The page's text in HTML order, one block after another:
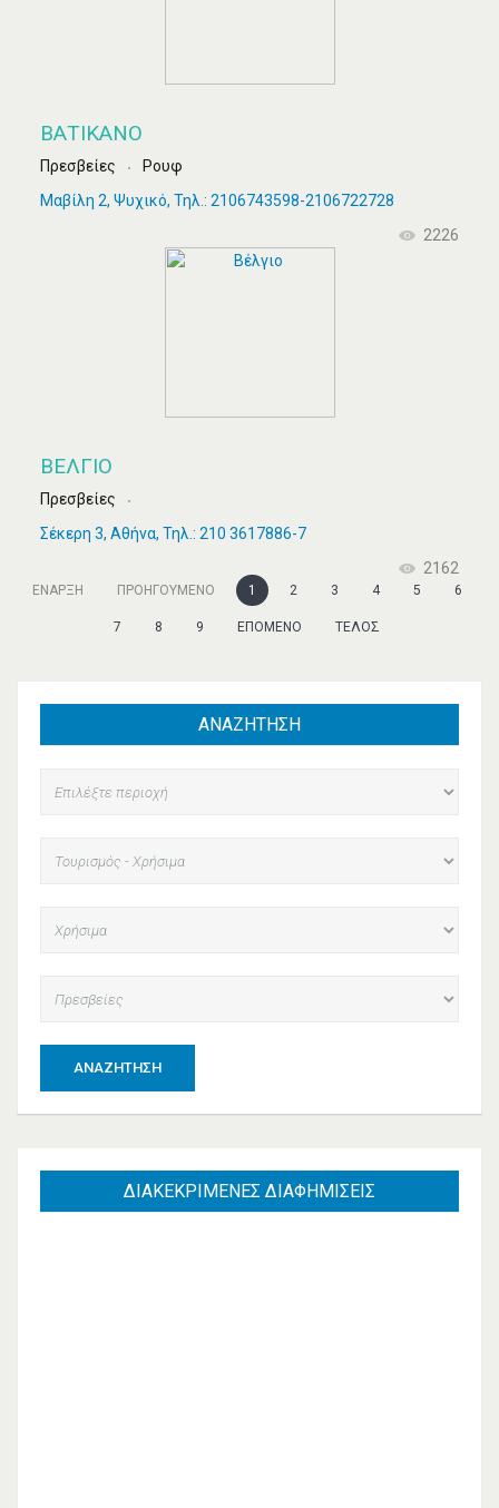
ΒΑΤΙΚΑΝΌ
Πρεσβείες
Ρουφ
Μαβίλη 2, Ψυχικό, Τηλ.: 2106743598-2106722728
2226
ΒΈΛΓΙΟ
Πρεσβείες
Σέκερη 3, Αθήνα, Τηλ.: 210 3617886-7
2162
ΈΝΑΡΞΗ ΠΡΟΗΓΟΎΜΕΝΟ 1 2 3 4 5 6
7 8 9 ΕΠΌΜΕΝΟ ΤΈΛΟΣ
ΑΝΑΖΗΤΗΣΗ
ΑΝΑΖΉΤΗΣΗ
ΔΙΑΚΕΚΡΙΜΕΝΕΣ ΔΙΑΦΗΜΙΣΕΙΣ